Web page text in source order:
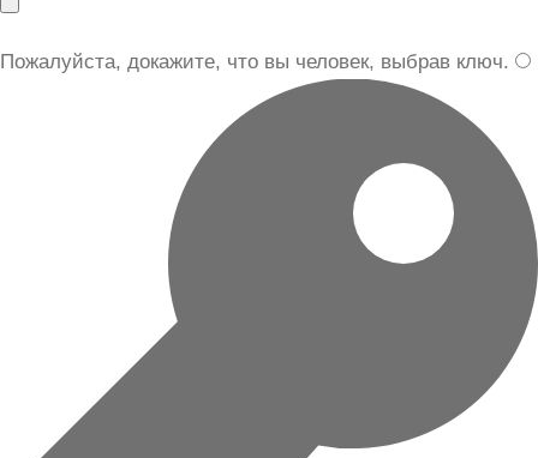
Пожалуйста, докажите, что вы человек, выбрав ключ.